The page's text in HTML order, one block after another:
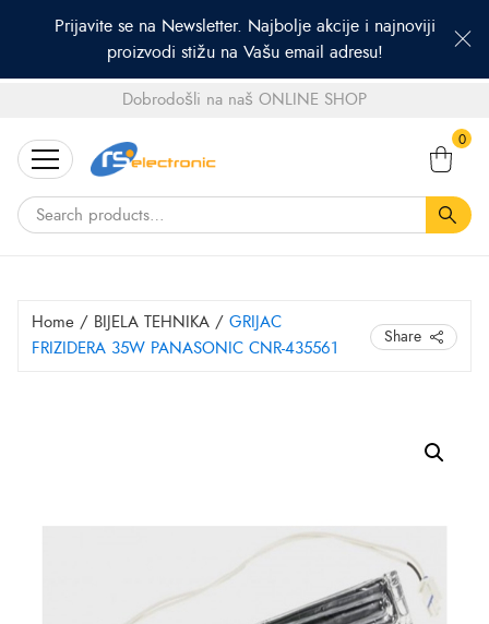
Prijavite se na Newsletter. Najbolje akcije i najnoviji
proizvodi stižu na Vašu email adresu!
Dobrodošli na naš ONLINE SHOP
for:
0
Home / BIJELA TEHNIKA / GRIJAC
FRIZIDERA 35W PANASONIC CNR-435561
Share